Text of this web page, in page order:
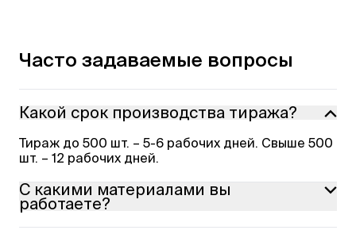
Часто задаваемые вопросы
Какой срок производства тиража?
Тираж до 500 шт. – 5-6 рабочих дней. Свыше 500
шт. – 12 рабочих дней.
С какими материалами вы
работаете?